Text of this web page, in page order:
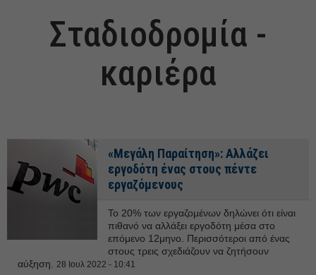
Σταδιοδρομία -
καριέρα
«Μεγάλη Παραίτηση»: Αλλάζει
εργοδότη ένας στους πέντε
εργαζόμενους
Το 20% των εργαζομένων δηλώνει ότι είναι
πιθανό να αλλάξει εργοδότη μέσα στο
επόμενο 12μηνο. Περισσότεροι από ένας
στους τρεις σχεδιάζουν να ζητήσουν
αύξηση. 28 Ιουλ 2022 - 10:41